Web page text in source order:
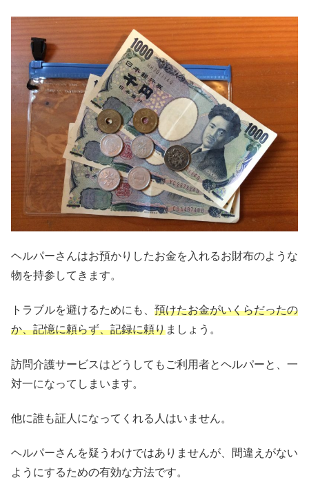
ヘルパーさんはお預かりしたお金を入れるお財布のような
物を持参してきます。
トラブルを避けるためにも、 預けたお金がいくらだったの
か、記憶に頼らず、記録に頼りましょう。
訪問介護サービスはどうしてもご利用者とヘルパーと、一
対一になってしまいます。
他に誰も証人になってくれる人はいません。
ヘルパーさんを疑うわけではありませんが、間違えがない
ようにするための有効な方法です。